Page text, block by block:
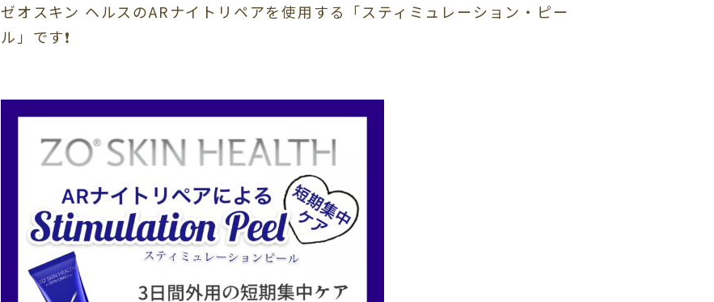
ゼオスキン ヘルスのARナイトリペアを使用する「スティミュレーション・ピー
ル」です❗️